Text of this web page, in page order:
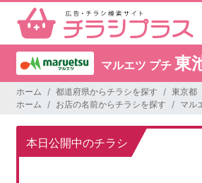
マルエツ プチ 東
ホーム 都道府県からチラシを探す 東京都
ホーム
お店の名前からチラシを探す マル
本日公開中のチラシ